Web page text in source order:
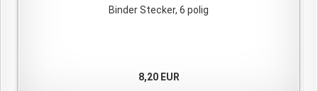
Binder Stecker, 6 polig
8,20 EUR